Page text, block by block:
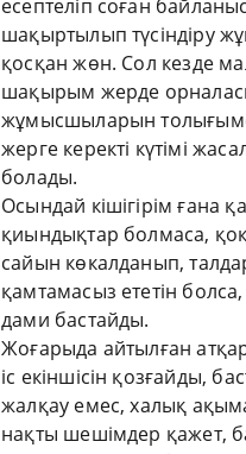
есептеліп соған
шақыртылып түсіндіру
қосқан жөн. Сол кезде
шақырым жерде
жұмысшыларын
жерге керекті күтімі
болады.
Осындай кішігірім ғана
қиындықтар болмаса,
сайын көкалданып,
қамтамасыз ететін
дами бастайды.
Жоғарыда айтылған
іс екіншісін қозғайды,
жалқау емес, халық
нақты шешімдер қажет,